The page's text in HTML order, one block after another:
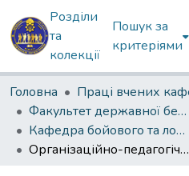
Розділи
та
колекції
Пошук за
критеріями
Головна
Факультет державної безпеки
Кафедра бойового та логістичного забезпечення
Організаційно-педагогічні умови формування теоретичних знань початкуючих викладачів дисципліни «Логістичне забезпечення підрозділів НГУ